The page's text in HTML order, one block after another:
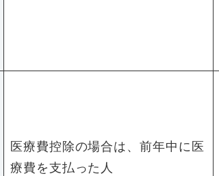
医療費控除の場合は、前年中に医
療費を支払った人